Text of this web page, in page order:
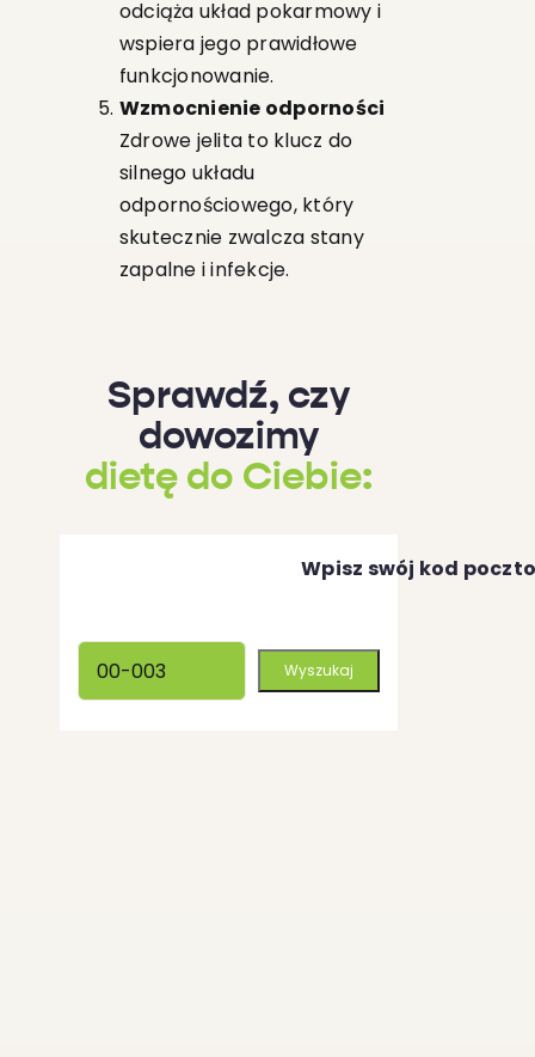
odciąża układ pokarmowy i
wspiera jego prawidłowe
funkcjonowanie.
Wzmocnienie odporności
Zdrowe jelita to klucz do
silnego układu
odpornościowego, który
skutecznie zwalcza stany
zapalne i infekcje.
Sprawdź, czy
dowozimy
dietę do Ciebie:
Wpisz swój kod